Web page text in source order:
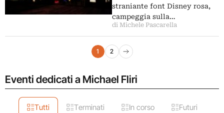
straniante font Disney rosa,
campeggia sulla…
di Michele Pascarella
Navigazione articoli
1 2
Pagina successiva
Eventi dedicati a Michael Fliri
Tutti Terminati In corso Futuri